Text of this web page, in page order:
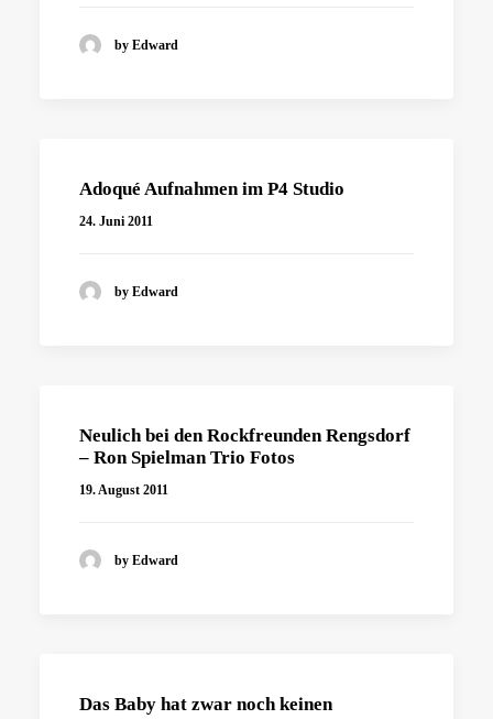
by Edward
Adoqué Aufnahmen im P4 Studio
24. Juni 2011
by Edward
Neulich bei den Rockfreunden Rengsdorf
– Ron Spielman Trio Fotos
19. August 2011
by Edward
Das Baby hat zwar noch keinen